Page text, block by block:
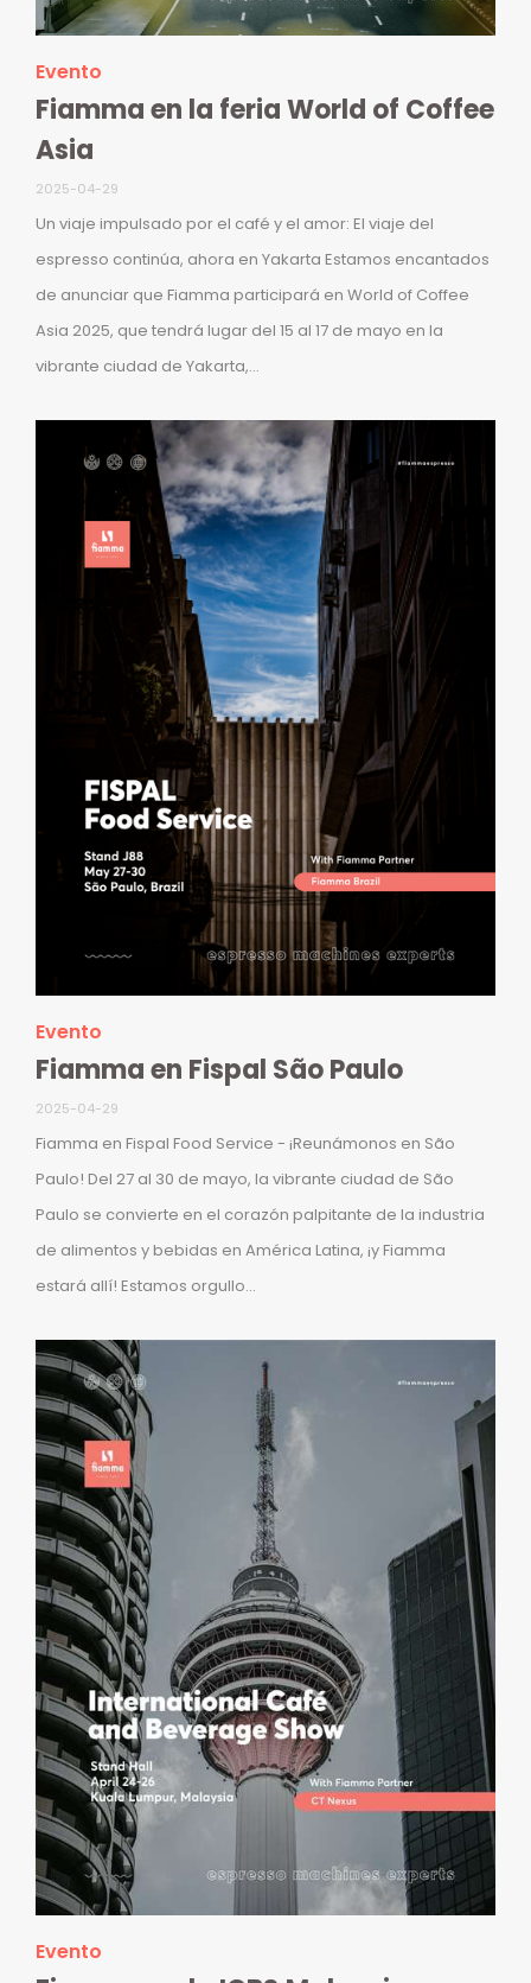
Evento
Fiamma en la feria World of Coffee
Asia
2025-04-29
Un viaje impulsado por el café y el amor: El viaje del
espresso continúa, ahora en Yakarta Estamos encantados
de anunciar que Fiamma participará en World of Coffee
Asia 2025, que tendrá lugar del 15 al 17 de mayo en la
vibrante ciudad de Yakarta,...
Evento
Fiamma en Fispal São Paulo
2025-04-29
Fiamma en Fispal Food Service - ¡Reunámonos en São
Paulo! Del 27 al 30 de mayo, la vibrante ciudad de São
Paulo se convierte en el corazón palpitante de la industria
de alimentos y bebidas en América Latina, ¡y Fiamma
estará allí! Estamos orgullo...
Evento